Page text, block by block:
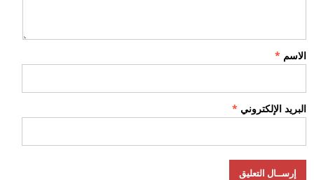
الاسم *
البريد الإلكتروني *